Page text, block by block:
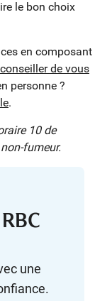
le bon choix
en composant
de vous
personne ?
.
10 de
fumeur.
une